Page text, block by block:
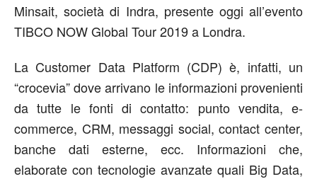
Minsait, società di Indra, presente oggi all’evento
TIBCO NOW Global Tour 2019 a Londra.
La Customer Data Platform (CDP) è, infatti, un
“crocevia” dove arrivano le informazioni provenienti
da tutte le fonti di contatto: punto vendita, e-
commerce, CRM, messaggi social, contact center,
banche dati esterne, ecc. Informazioni che,
elaborate con tecnologie avanzate quali Big Data,